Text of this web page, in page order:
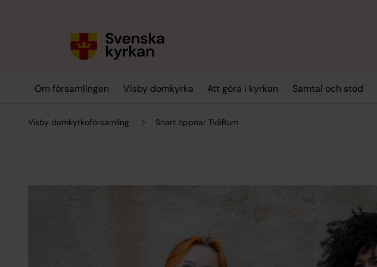
Om församlingen Visby domkyrka Att göra i kyrkan Samtal och stöd
Visby domkyrkoförsamling Snart öppnar TvåRum